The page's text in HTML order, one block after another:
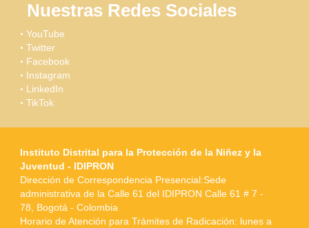
Nuestras Redes Sociales
YouTube
Twitter
Facebook
Instagram
LinkedIn
TikTok
Instituto Distrital para la Protección de la Niñez y la
Juventud - IDIPRON
Dirección de Correspondencia Presencial:Sede
administrativa de la Calle 61 del IDIPRON Calle 61 # 7 -
78, Bogotá - Colombia
Horario de Atención para Trámites de Radicación: lunes a